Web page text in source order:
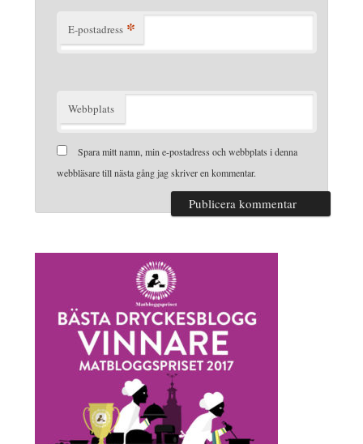
E-postadress *
Webbplats
Spara mitt namn, min e-postadress och webbplats i denna
webbläsare till nästa gång jag skriver en kommentar.